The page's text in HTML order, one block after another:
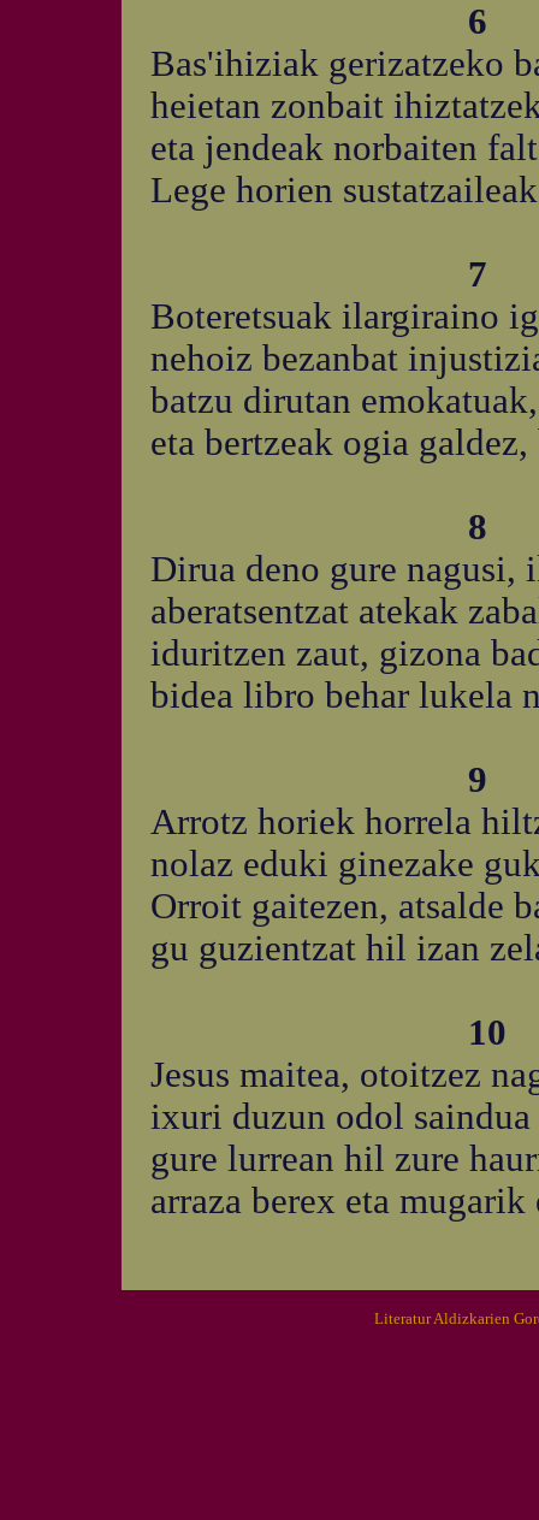
6
Bas'ihiziak gerizatzeko
heietan zonbait
eta jendeak norbaiten
Lege horien
7
Boteretsuak ilargiraino
nehoiz bezanbat
batzu dirutan
eta bertzeak ogia
8
Dirua deno gure nagusi,
aberatsentzat atekak
iduritzen zaut, gizona
bidea libro behar lukela
9
Arrotz horiek horrela
nolaz eduki ginezake
Orroit gaitezen, atsalde
gu guzientzat hil izan
10
Jesus maitea, otoitzez
ixuri duzun odol
gure lurrean hil zure
arraza berex eta
Literatur Aldizkarien